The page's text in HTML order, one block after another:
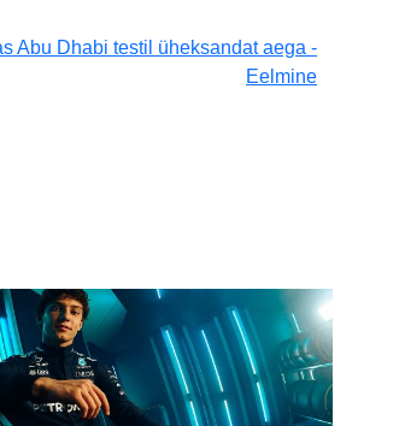
Abu Dhabi testil üheksandat aega -
Eelmine